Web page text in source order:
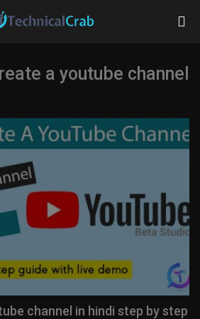
a youtube channel
channel in hindi step by step